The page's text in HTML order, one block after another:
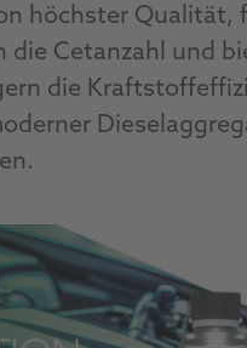
höchster Qualität,
Cetanzahl und
die